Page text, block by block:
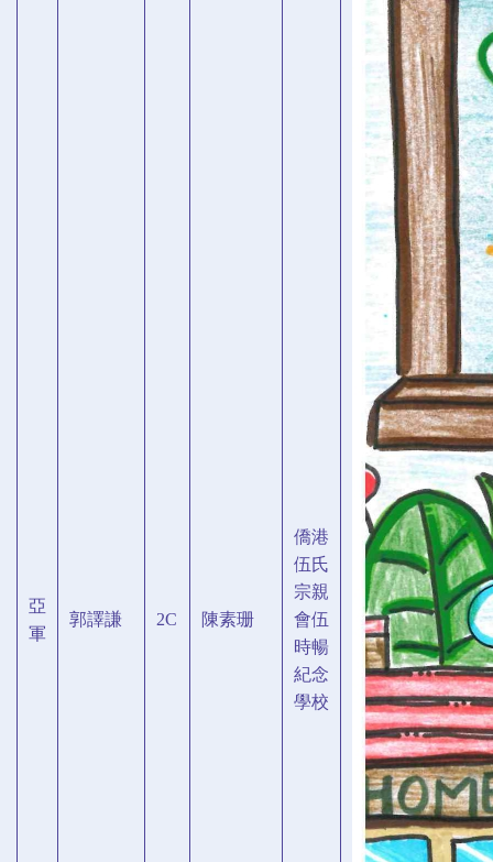
亞
軍
郭譯謙 2C 陳素珊
僑港
伍氏
宗親
會伍
時暢
紀念
學校